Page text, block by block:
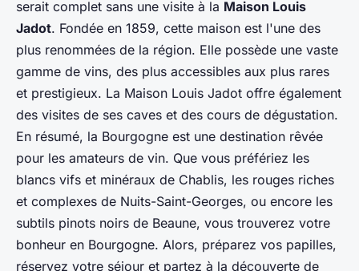
serait complet sans une visite à la Maison Louis
Jadot. Fondée en 1859, cette maison est l'une des
plus renommées de la région. Elle possède une vaste
gamme de vins, des plus accessibles aux plus rares
et prestigieux. La Maison Louis Jadot offre également
des visites de ses caves et des cours de dégustation.
En résumé, la Bourgogne est une destination rêvée
pour les amateurs de vin. Que vous préfériez les
blancs vifs et minéraux de Chablis, les rouges riches
et complexes de Nuits-Saint-Georges, ou encore les
subtils pinots noirs de Beaune, vous trouverez votre
bonheur en Bourgogne. Alors, préparez vos papilles,
réservez votre séjour et partez à la découverte de